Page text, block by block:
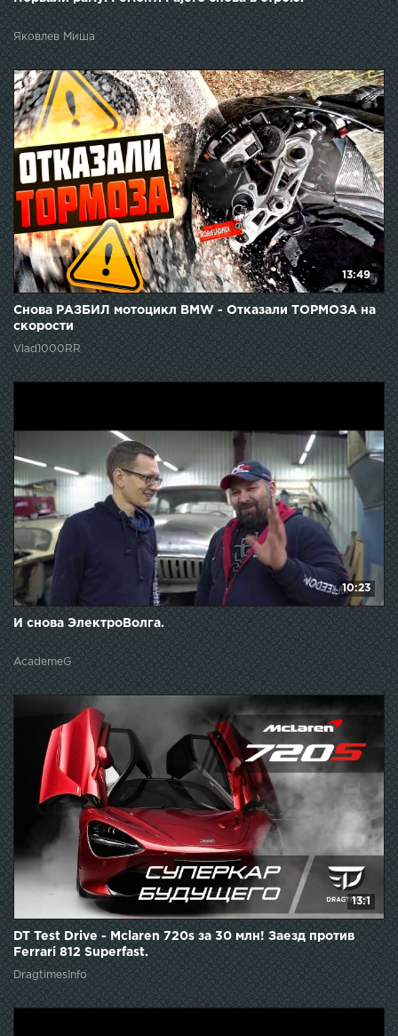
Яковлев Миша
13:49
Снова РАЗБИЛ мотоцикл BMW - Отказали ТОРМОЗА на
скорости
Vlad1000RR
10:23
И снова ЭлектроВолга.
AcademeG
13:1
DT Test Drive - Mclaren 720s за 30 млн! Заезд против
Ferrari 812 Superfast.
DragtimesInfo